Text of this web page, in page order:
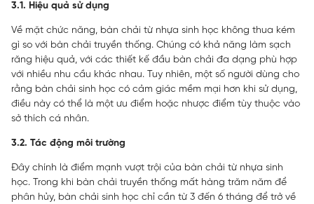
3.1. Hiệu quả sử dụng
Về mặt chức năng, bàn chải từ nhựa sinh học không thua kém
gì so với bàn chải truyền thống. Chúng có khả năng làm sạch
răng hiệu quả, với các thiết kế đầu bàn chải đa dạng phù hợp
với nhiều nhu cầu khác nhau. Tuy nhiên, một số người dùng cho
rằng bàn chải sinh học có cảm giác mềm mại hơn khi sử dụng,
điều này có thể là một ưu điểm hoặc nhược điểm tùy thuộc vào
sở thích cá nhân.
3.2. Tác động môi trường
Đây chính là điểm mạnh vượt trội của bàn chải từ nhựa sinh
học. Trong khi bàn chải truyền thống mất hàng trăm năm để
phân hủy, bàn chải sinh học chỉ cần từ 3 đến 6 tháng để trở về